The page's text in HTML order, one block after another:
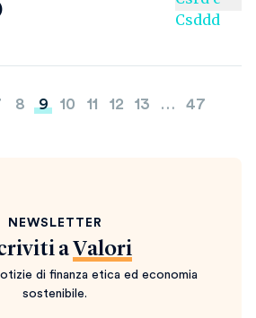
8 9 10 11 12 13 … 47
NEWSLETTER
a Valori
di finanza etica ed economia
sostenibile.